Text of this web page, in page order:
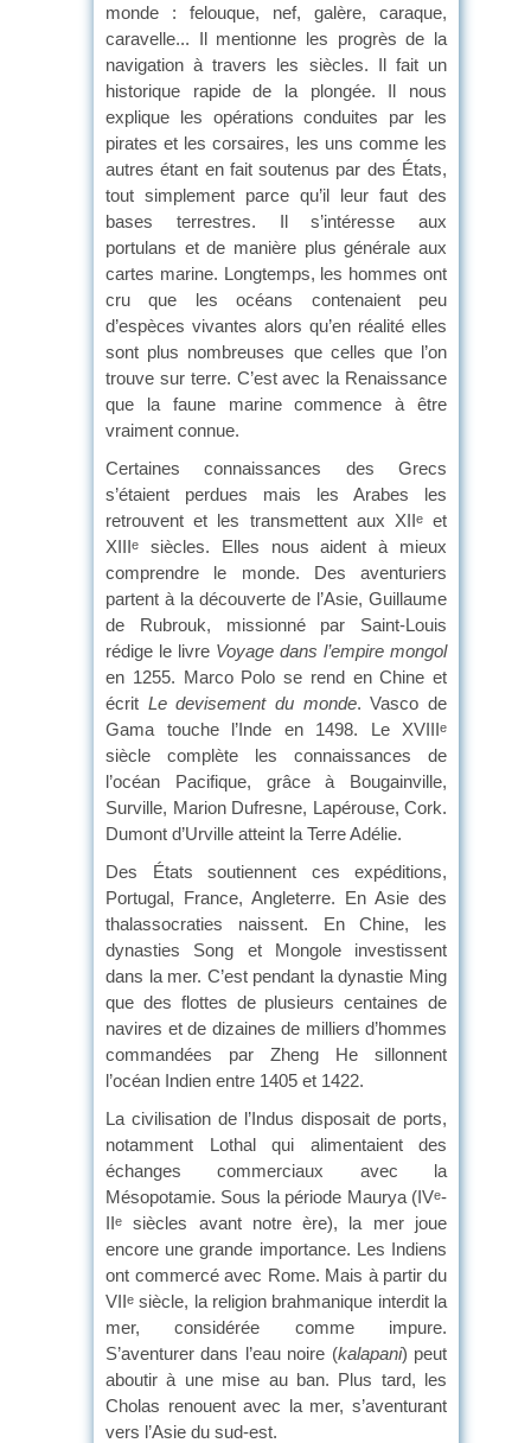
monde : felouque, nef, galère, caraque,
caravelle... Il mentionne les progrès de la
navigation à travers les siècles. Il fait un
historique rapide de la plongée. Il nous
explique les opérations conduites par les
pirates et les corsaires, les uns comme les
autres étant en fait soutenus par des États,
tout simplement parce qu’il leur faut des
bases terrestres. Il s’intéresse aux
portulans et de manière plus générale aux
cartes marine. Longtemps, les hommes ont
cru que les océans contenaient peu
d’espèces vivantes alors qu’en réalité elles
sont plus nombreuses que celles que l’on
trouve sur terre. C’est avec la Renaissance
que la faune marine commence à être
vraiment connue.
Certaines connaissances des Grecs
s’étaient perdues mais les Arabes les
retrouvent et les transmettent aux XIIeet
XIIIe
siècles. Elles nous aident à mieux
comprendre le monde. Des aventuriers
partent à la découverte de l’Asie, Guillaume
de Rubrouk, missionné par Saint-Louis
rédige le livre Voyage dans l’empire mongol
en 1255. Marco Polo se rend en Chine et
écrit Le devisement du monde. Vasco de
Gama touche l’Inde en 1498. Le XVIIIe
siècle complète les connaissances de
l’océan Pacifique, grâce à Bougainville,
Surville, Marion Dufresne, Lapérouse, Cork.
Dumont d’Urville atteint la Terre Adélie.
Des États soutiennent ces expéditions,
Portugal, France, Angleterre. En Asie des
thalassocraties naissent. En Chine, les
dynasties Song et Mongole investissent
dans la mer. C’est pendant la dynastie Ming
que des flottes de plusieurs centaines de
navires et de dizaines de milliers d’hommes
commandées par Zheng He sillonnent
l’océan Indien entre 1405 et 1422.
La civilisation de l’Indus disposait de ports,
notamment Lothal qui alimentaient des
échanges commerciaux avec la
Mésopotamie. Sous la période Maurya (IVe-
IIe
siècles avant notre ère), la mer joue
encore une grande importance. Les Indiens
ont commercé avec Rome. Mais à partir du
VIIe siècle, la religion brahmanique interdit la
mer, considérée comme impure.
S’aventurer dans l’eau noire (kalapani) peut
aboutir à une mise au ban. Plus tard, les
Cholas renouent avec la mer, s’aventurant
vers l’Asie du sud-est.